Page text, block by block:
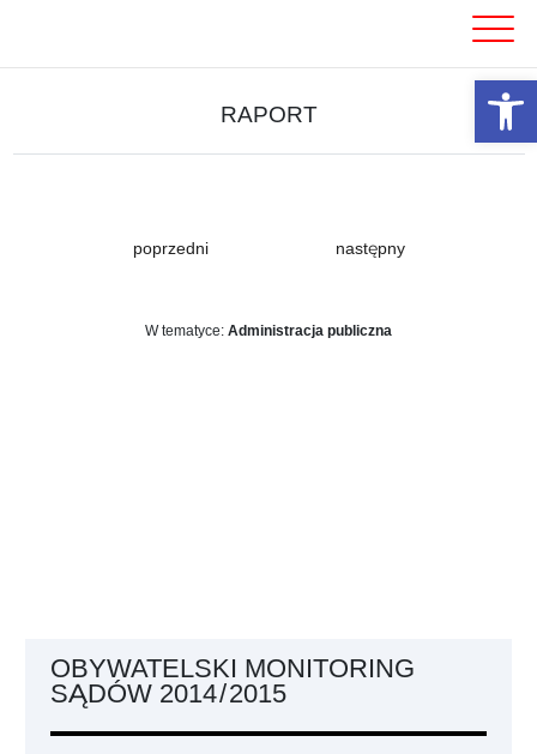
RAPORT
poprzedni następny
W tematyce: Administracja publiczna
OBYWATELSKI MONITORING
SĄDÓW 2014 / 2015